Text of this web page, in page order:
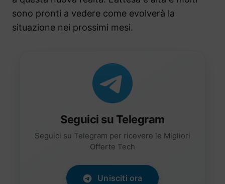
sono pronti a vedere come evolverà la
situazione nei prossimi mesi.
Seguici su Telegram
Seguici su Telegram per ricevere le Migliori
Offerte Tech
Unisciti ora